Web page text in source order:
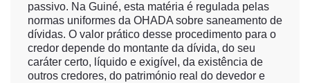
passivo. Na Guiné, esta matéria é regulada pelas
normas uniformes da OHADA sobre saneamento de
dívidas. O valor prático desse procedimento para o
credor depende do montante da dívida, do seu
caráter certo, líquido e exigível, da existência de
outros credores, do património real do devedor e